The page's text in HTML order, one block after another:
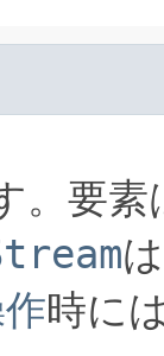
。要素
時に